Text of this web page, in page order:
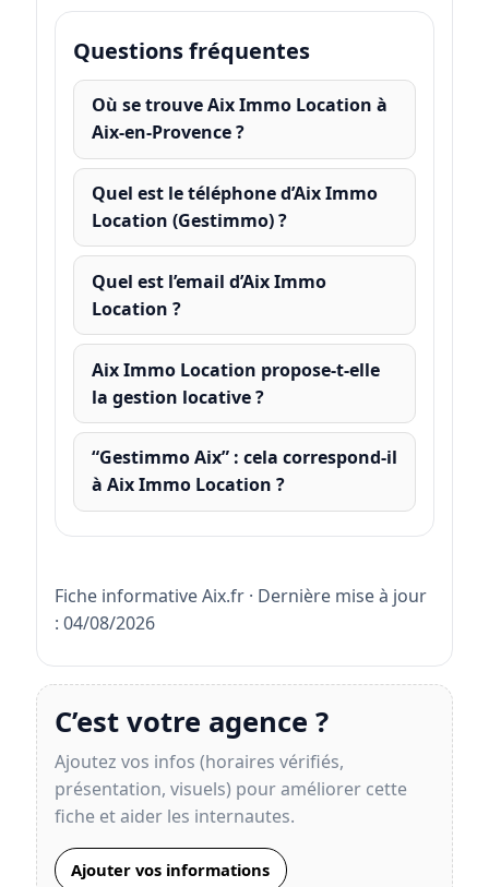
Questions fréquentes
Où se trouve Aix Immo Location à
Aix-en-Provence ?
Quel est le téléphone d’Aix Immo
Location (Gestimmo) ?
Quel est l’email d’Aix Immo
Location ?
Aix Immo Location propose-t-elle
la gestion locative ?
“Gestimmo Aix” : cela correspond-il
à Aix Immo Location ?
Fiche informative Aix.fr · Dernière mise à jour
: 04/08/2026
C’est votre agence ?
Ajoutez vos infos (horaires vérifiés,
présentation, visuels) pour améliorer cette
fiche et aider les internautes.
Ajouter vos informations